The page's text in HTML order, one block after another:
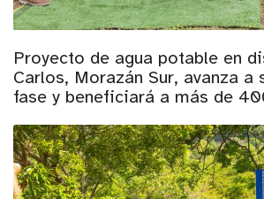
Proyecto de agua potable en
Carlos, Morazán Sur, avanza a
fase y beneficiará a más de